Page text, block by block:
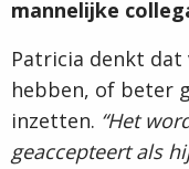
mannelijke
Patricia denkt dat
hebben, of beter
inzetten. “Het
geaccepteert als